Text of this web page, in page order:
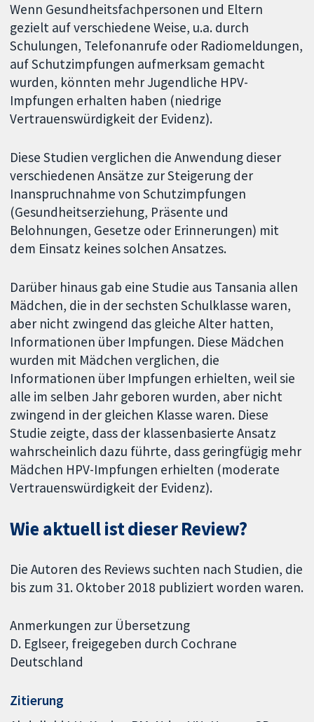
Wenn Gesundheitsfachpersonen und Eltern
gezielt auf verschiedene Weise, u.a. durch
Schulungen, Telefonanrufe oder Radiomeldungen,
auf Schutzimpfungen aufmerksam gemacht
wurden, könnten mehr Jugendliche HPV-
Impfungen erhalten haben (niedrige
Vertrauenswürdigkeit der Evidenz).
Diese Studien verglichen die Anwendung dieser
verschiedenen Ansätze zur Steigerung der
Inanspruchnahme von Schutzimpfungen
(Gesundheitserziehung, Präsente und
Belohnungen, Gesetze oder Erinnerungen) mit
dem Einsatz keines solchen Ansatzes.
Darüber hinaus gab eine Studie aus Tansania allen
Mädchen, die in der sechsten Schulklasse waren,
aber nicht zwingend das gleiche Alter hatten,
Informationen über Impfungen. Diese Mädchen
wurden mit Mädchen verglichen, die
Informationen über Impfungen erhielten, weil sie
alle im selben Jahr geboren wurden, aber nicht
zwingend in der gleichen Klasse waren. Diese
Studie zeigte, dass der klassenbasierte Ansatz
wahrscheinlich dazu führte, dass geringfügig mehr
Mädchen HPV-Impfungen erhielten (moderate
Vertrauenswürdigkeit der Evidenz).
Wie aktuell ist dieser Review?
Die Autoren des Reviews suchten nach Studien, die
bis zum 31. Oktober 2018 publiziert worden waren.
Anmerkungen zur Übersetzung
D. Eglseer, freigegeben durch Cochrane
Deutschland
Zitierung